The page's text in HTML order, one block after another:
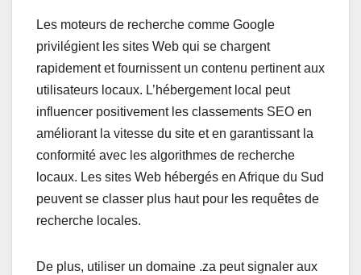
Les moteurs de recherche comme Google
privilégient les sites Web qui se chargent
rapidement et fournissent un contenu pertinent aux
utilisateurs locaux. L’hébergement local peut
influencer positivement les classements SEO en
améliorant la vitesse du site et en garantissant la
conformité avec les algorithmes de recherche
locaux. Les sites Web hébergés en Afrique du Sud
peuvent se classer plus haut pour les requêtes de
recherche locales.
De plus, utiliser un domaine .za peut signaler aux